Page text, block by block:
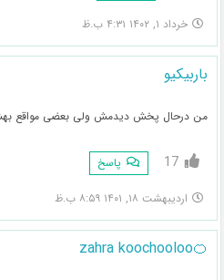
خرداد ۱, ۱۴۰۲ ۴:۳۱ ب.ظ
باربیکیو
من درحال پخش دیدمش ولی بعضی مواقع
17 پاسخ
اردیبهشت ۱۸, ۱۴۰۱ ۸:۵۹ ب.ظ
🍊zahra koochooloo